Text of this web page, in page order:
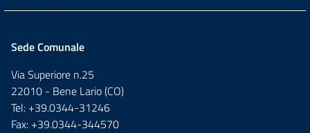
Sede Comunale
Via Superiore n.25
22010 - Bene Lario (CO)
Tel: +39.0344-31246
Fax: +39.0344-344570